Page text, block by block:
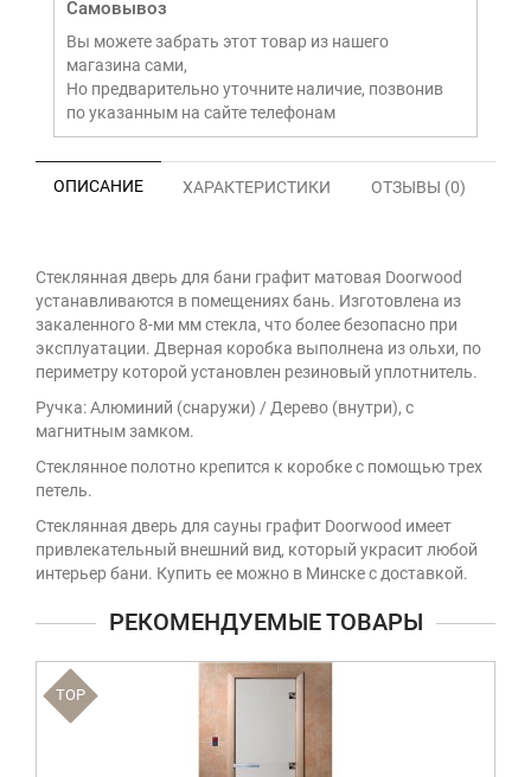
Самовывоз
Вы можете забрать этот товар из нашего
магазина сами,
Но предварительно уточните наличие, позвонив
по указанным на сайте телефонам
ОПИСАНИЕ ХАРАКТЕРИСТИКИ ОТЗЫВЫ (0)
Стеклянная дверь для бани графит матовая Doorwood
устанавливаются в помещениях бань. Изготовлена из
закаленного 8-ми мм стекла, что более безопасно при
эксплуатации. Дверная коробка выполнена из ольхи, по
периметру которой установлен резиновый уплотнитель.
Ручка: Алюминий (снаружи) / Дерево (внутри), с
магнитным замком.
Стеклянное полотно крепится к коробке с помощью трех
петель.
Стеклянная дверь для сауны графит Doorwood имеет
привлекательный внешний вид, который украсит любой
интерьер бани. Купить ее можно в Минске с доставкой.
РЕКОМЕНДУЕМЫЕ ТОВАРЫ
TOP